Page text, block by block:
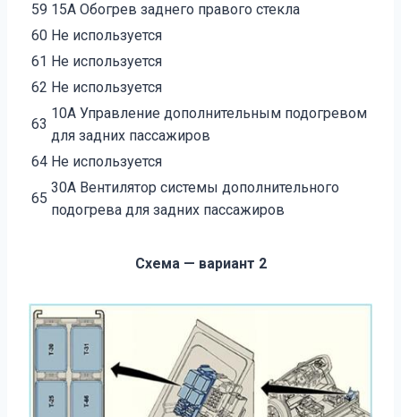
59 15А Обогрев заднего правого стекла
60 Не используется
61 Не используется
62 Не используется
63
10А Управление дополнительным подогревом
для задних пассажиров
64 Не используется
65
30А Вентилятор системы дополнительного
подогрева для задних пассажиров
Схема — вариант 2